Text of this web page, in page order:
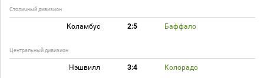
Столичный дивизион
Коламбус 2:5 Баффало
Центральный дивизион
Нэшвилл 3:4 Колорадо